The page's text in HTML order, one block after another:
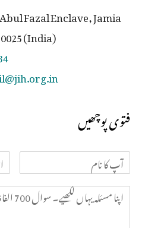
Fazal Enclave, Jamia
(India)
فتوی پوچھیں